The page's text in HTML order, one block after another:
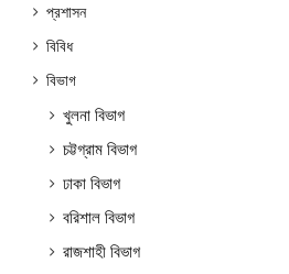
প্রশাসন
বিবিধ
বিভাগ
খুলনা বিভাগ
চট্টগ্রাম বিভাগ
ঢাকা বিভাগ
বরিশাল বিভাগ
রাজশাহী বিভাগ